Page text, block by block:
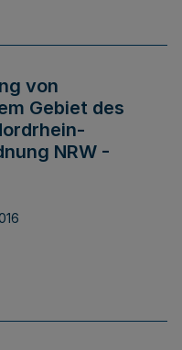
von
Gebiet des
NRW -